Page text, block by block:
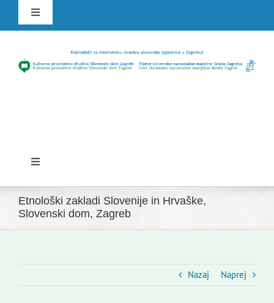
content
Toggle
Navigation
Toggle
Domov
Novice
Etnološki zakladi Slovenije in Hrvaške,
Slovenski dom, Zagreb
Nazaj Naprej